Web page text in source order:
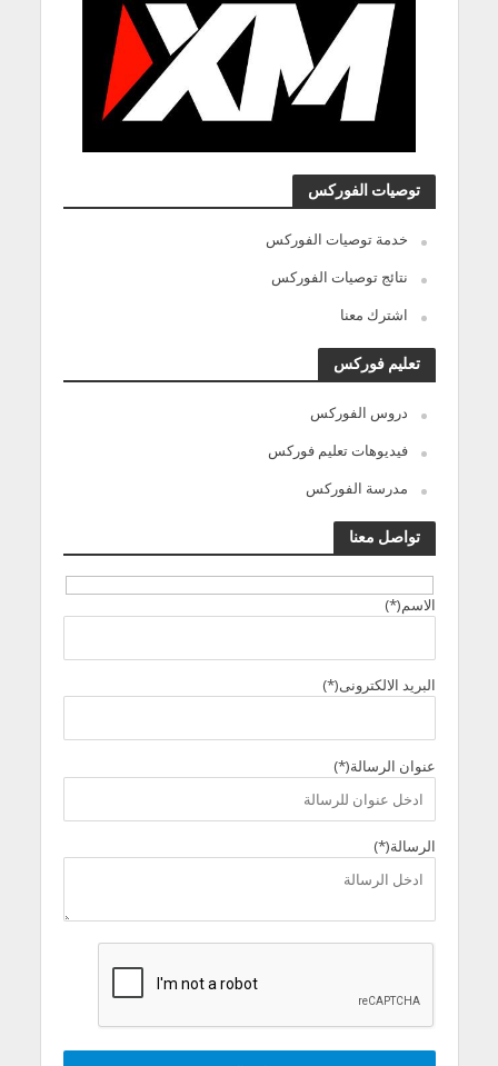
توصيات الفوركس
خدمة توصيات الفوركس
نتائج توصيات الفوركس
اشترك معنا
تعليم فوركس
دروس الفوركس
فيديوهات تعليم فوركس
مدرسة الفوركس
تواصل معنا
الاسم(*)
البريد الالكترونى(*)
عنوان الرسالة(*)
الرسالة(*)